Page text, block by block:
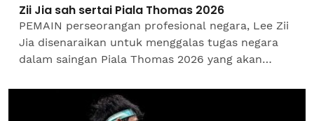
Zii Jia sah sertai Piala Thomas 2026
PEMAIN perseorangan profesional negara, Lee Zii
Jia disenaraikan untuk menggalas tugas negara
dalam saingan Piala Thomas 2026 yang akan
hingga 3 Mei...